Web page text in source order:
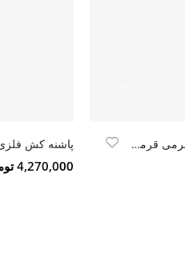
پاشنه کش فلزی روکش چرمی قرمز کروکو
4,270,000 تومان